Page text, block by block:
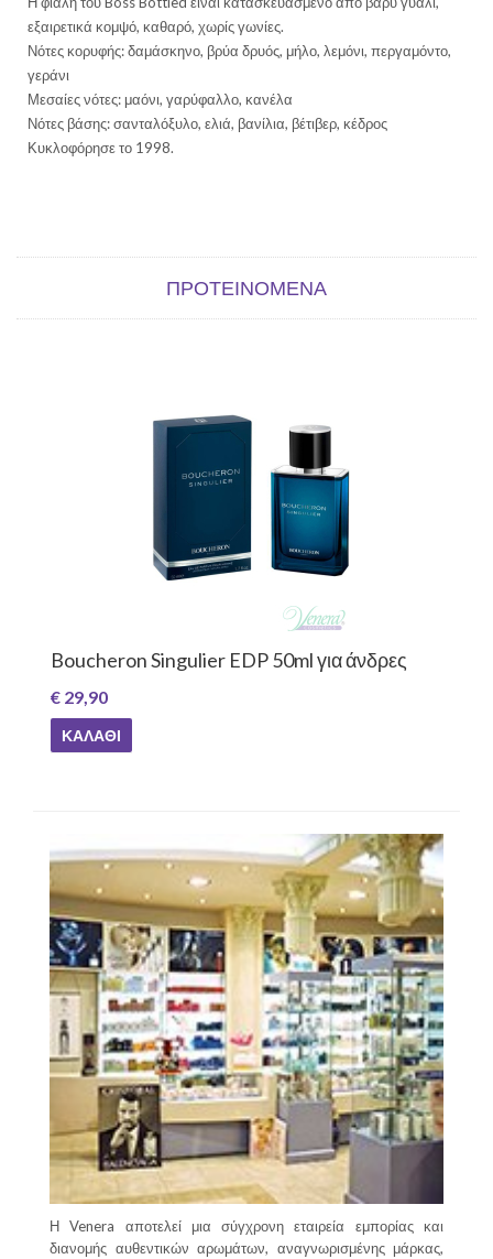
εξαιρετικά κομψό, καθαρό, χωρίς γωνίες.
Νότες κορυφής: δαμάσκηνο, βρύα δρυός, μήλο, λεμόνι, περγαμόντο,
γεράνι
Μεσαίες νότες: μαόνι, γαρύφαλλο, κανέλα
Νότες βάσης: σανταλόξυλο, ελιά, βανίλια, βέτιβερ, κέδρος
Κυκλοφόρησε το 1998.
ΠΡΟΤΕΙΝΌΜΕΝΑ
Boucheron Singulier EDP 50ml για άνδρες
€ 29,90
ΚΑΛΆΘΙ
Η Venera αποτελεί μια σύγχρονη εταιρεία εμπορίας και
διανομής αυθεντικών αρωμάτων, αναγνωρισμένης μάρκας,